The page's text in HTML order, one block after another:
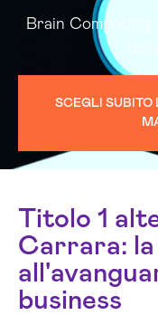
Brain Computing:
SCEGLI SUBITO
Titolo 1
Carrara: la
business